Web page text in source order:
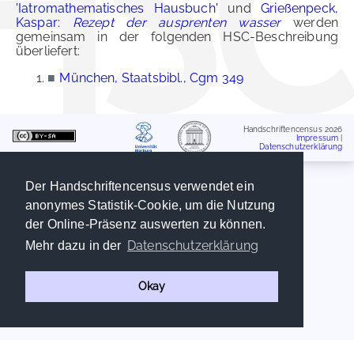
Der Handschriftencensus verwendet ein
anonymes Statistik-Cookie, um die Nutzung
der Online-Präsenz auswerten zu können.
Mehr dazu in der Datenschutzerklärung
Okay
'Iatromathematisches Hausbuch' undGrießenpeck,
Kaspar: Rezept der ausprenten wasserwerden
gemeinsam in der folgenden HSC-Beschreibung
überliefert:
■ München, Staatsbibl., Cgm 349
Handschriftencensus 2026
Impressum
Datenschutzerklärung